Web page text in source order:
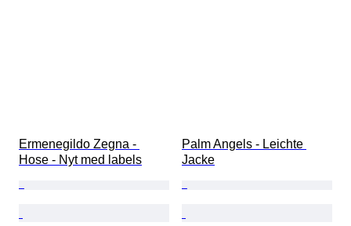
Ermenegildo Zegna -
Hose - Nyt med labels
Palm Angels - Leichte
Jacke